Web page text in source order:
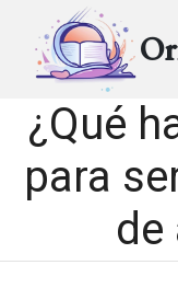
¿Qué
para
de